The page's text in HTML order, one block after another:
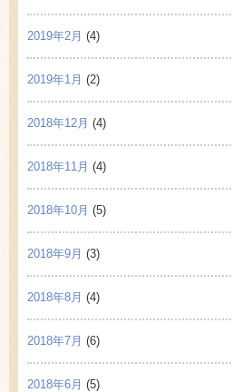
2019年2月 (4)
2019年1月 (2)
2018年12月 (4)
2018年11月 (4)
2018年10月 (5)
2018年9月 (3)
2018年8月 (4)
2018年7月 (6)
2018年6月 (5)